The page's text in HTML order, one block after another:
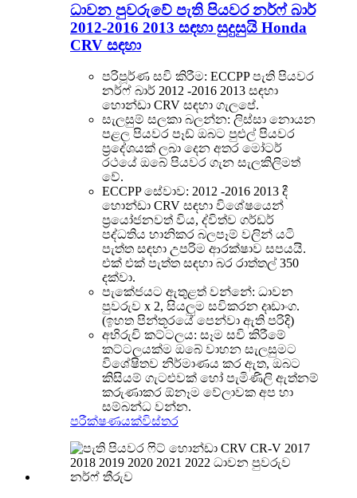
ධාවන පුවරුවේ පැති පියවර නර්ෆ් බාර්
2012-2016 2013 සඳහා සුදුසුයි Honda
CRV සඳහා
පරිපූර්ණ සවි කිරීම: ECCPP පැති පියවර
නර්ෆ් බාර් 2012 -2016 2013 සඳහා
හොන්ඩා CRV සඳහා ගැලපේ.
සැලසුම් සලකා බලන්න: ලිස්සා නොයන
පළල පියවර පෑඩ් ඔබට පුළුල් පියවර
ප්‍රදේශයක් ලබා දෙන අතර මෝටර්
රථයේ ඔබේ පියවර ගැන සැලකිලිමත්
වේ.
ECCPP සේවාව: 2012 -2016 2013 දී
හොන්ඩා CRV සඳහා විශේෂයෙන්
ප්‍රයෝජනවත් විය, ද්විත්ව ගර්ඩර්
පද්ධතිය හානිකර බලපෑම් වලින් යටි
පැත්ත සඳහා උපරිම ආරක්ෂාව සපයයි.
එක් එක් පැත්ත සඳහා බර රාත්තල් 350
දක්වා.
පැකේජයට ඇතුළත් වන්නේ: ධාවන
පුවරුව x 2, සියලුම සවිකරන දෘඩාංග.
(ඉහත පින්තූරයේ පෙන්වා ඇති පරිදි)
අභිරුචි කට්ටලය: සෑම සවි කිරීමේ
කට්ටලයක්ම ඔබේ වාහන සැලසුමට
විශේෂිතව නිර්මාණය කර ඇත, ඔබට
කිසියම් ගැටළුවක් හෝ පැමිණිලි ඇත්නම්
කරුණාකර ඕනෑම වේලාවක අප හා
සම්බන්ධ වන්න.
පරීක්ෂණයක්විස්තර